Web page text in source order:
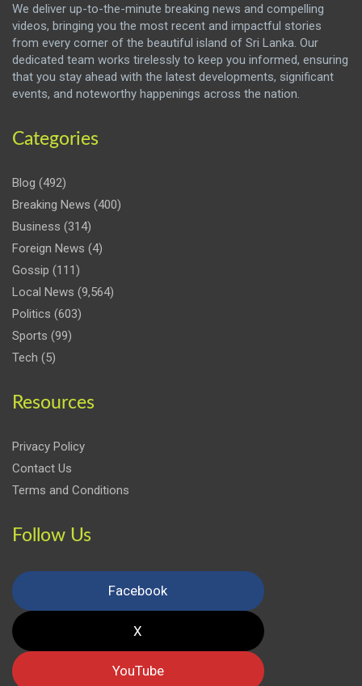
We deliver up-to-the-minute breaking news and compelling
videos, bringing you the most recent and impactful stories
from every corner of the beautiful island of Sri Lanka. Our
dedicated team works tirelessly to keep you informed, ensuring
that you stay ahead with the latest developments, significant
events, and noteworthy happenings across the nation.
Categories
Blog (492)
Breaking News (400)
Business (314)
Foreign News (4)
Gossip (111)
Local News (9,564)
Politics (603)
Sports (99)
Tech (5)
Resources
Privacy Policy
Contact Us
Terms and Conditions
Follow Us
Facebook
X
YouTube